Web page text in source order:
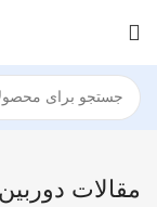
مقالات